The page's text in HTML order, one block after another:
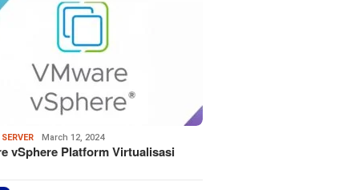
March 12, 2024
vSphere Platform Virtualisasi